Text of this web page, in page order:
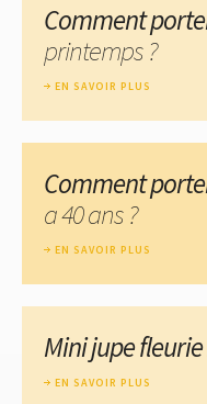
Comment
printemps ?
EN SAVOIR PLUS
Comment
a 40 ans ?
EN SAVOIR PLUS
Mini jupe fleurie
EN SAVOIR PLUS